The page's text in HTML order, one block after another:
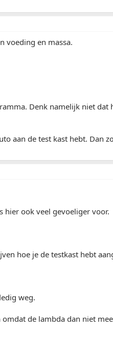
voeding en massa.
Denk namelijk niet dat
aan de test kast hebt. Dan
hier ook veel gevoeliger voor.
hoe je de testkast hebt
weg.
de lambda dan niet